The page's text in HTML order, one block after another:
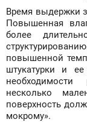
Время выдержки
Повышенная
более
повышенной
штукатурки и ее
несколько
поверхность
мокрому».